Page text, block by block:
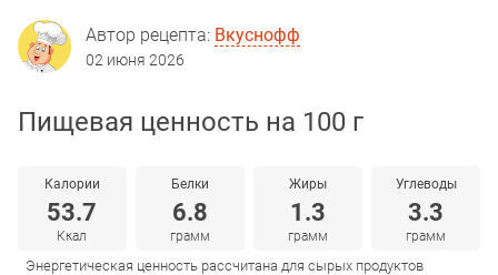
Автор рецепта: Вкуснофф
02 июня 2026
Пищевая ценность на 100 г
Калории
53.7
Ккал
Белки
6.8
грамм
Жиры
1.3
грамм
Углеводы
3.3
грамм
Энергетическая ценность рассчитана для сырых продуктов